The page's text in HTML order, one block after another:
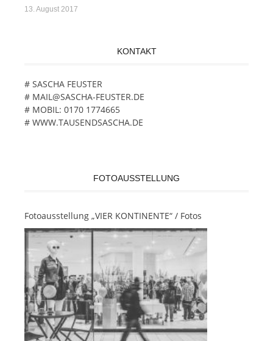
13. August 2017
KONTAKT
# SASCHA FEUSTER
# MAIL@SASCHA-FEUSTER.DE
# MOBIL: 0170 1774665
# WWW.TAUSENDSASCHA.DE
FOTOAUSSTELLUNG
Fotoausstellung „VIER KONTINENTE“ / Fotos